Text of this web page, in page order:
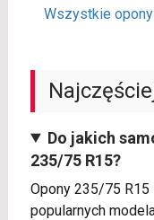
Wszystkie
Do jakich
235/75 R15?
Opony 235/75
popularnych